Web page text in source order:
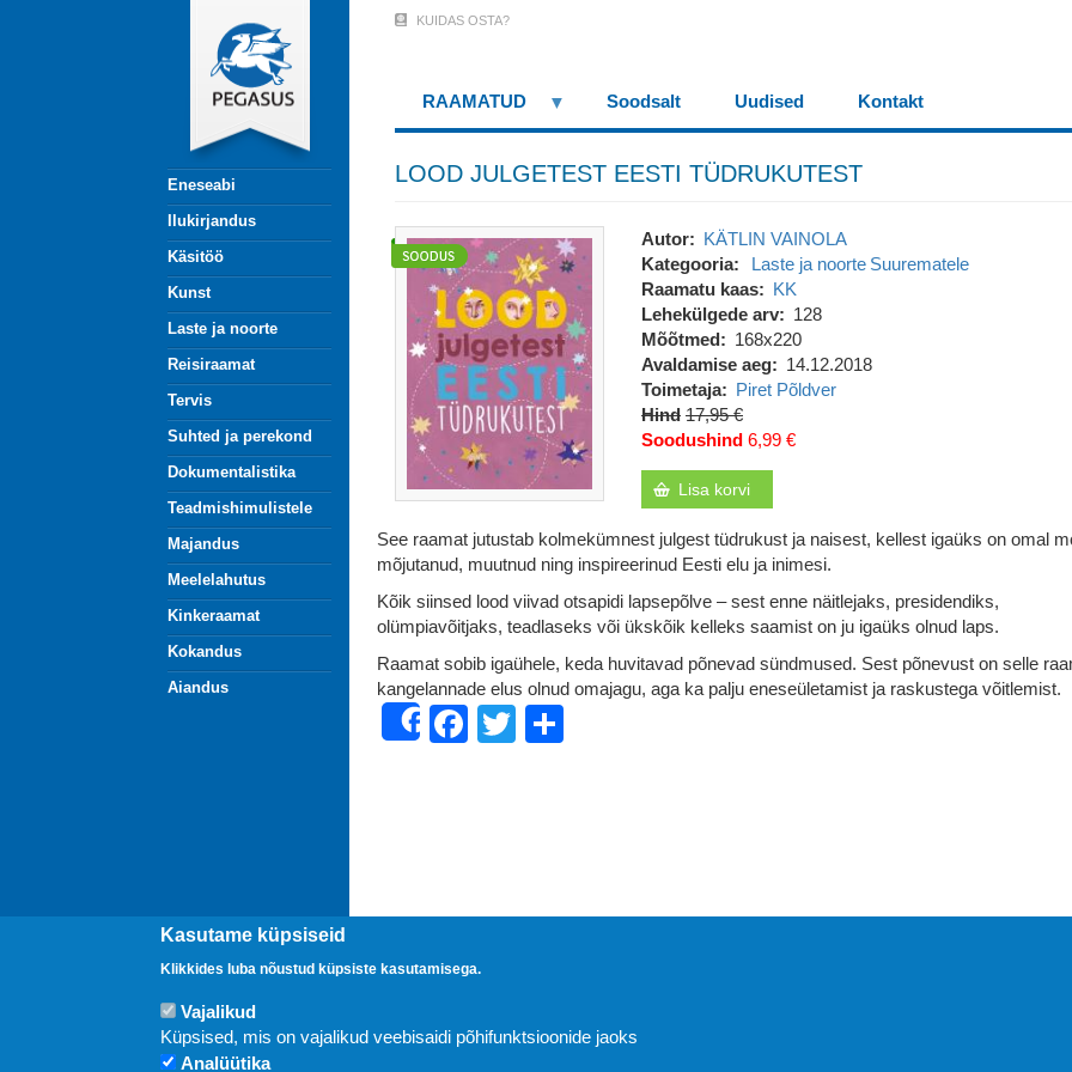
Eneseabi
Ilukirjandus
Käsitöö
Kunst
Laste ja noorte
Reisiraamat
Tervis
Suhted ja perekond
Dokumentalistika
Teadmishimulistele
Majandus
Meelelahutus
Kinkeraamat
Kokandus
Aiandus
Menu
(logged
KUIDAS OSTA?
RAAMATUD Soodsalt Uudised Kontakt
LOOD JULGETEST EESTI TÜDRUKUTEST
Autor
KÄTLIN VAINOLA
Kategooria
Laste ja noorte Suurematele
Raamatu kaas
KK
Lehekülgede arv
128
Mõõtmed
168x220
Avaldamise aeg
14.12.2018
Toimetaja
Piret Põldver
Hind 17,95 €
Soodushind 6,99 €
Lisa korvi
See raamat jutustab kolmekümnest julgest tüdrukust ja naisest, kellest igaüks on omal
mõjutanud, muutnud ning inspireerinud Eesti elu ja inimesi.
Kõik siinsed lood viivad otsapidi lapsepõlve – sest enne näitlejaks, presidendiks,
olümpiavõitjaks, teadlaseks või ükskõik kelleks saamist on ju igaüks olnud laps.
Raamat sobib igaühele, keda huvitavad põnevad sündmused. Sest põnevust on selle
kangelannade elus olnud omajagu, aga ka palju eneseületamist ja raskustega võitlemist.
ShareFacebook
Twitter
Kasutame küpsiseid
Klikkides luba nõustud küpsiste kasutamisega.
Vajalikud
Küpsised, mis on vajalikud veebisaidi põhifunktsioonide jaoks
Analüütika